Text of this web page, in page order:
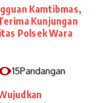
Kamtibmas,
Kunjungan
Polsek Wara
15Pandangan